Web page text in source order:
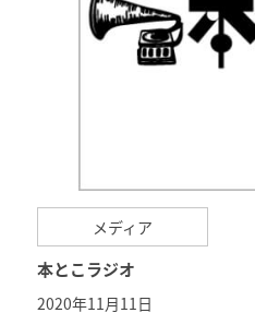
メディア
本とこラジオ
2020年11月11日